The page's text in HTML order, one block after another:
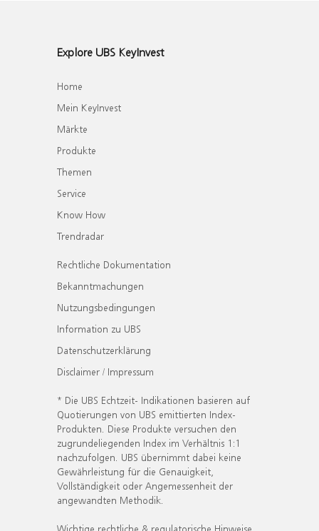
Explore UBS KeyInvest
Home
Mein KeyInvest
Märkte
Produkte
Themen
Service
Know How
Trendradar
Rechtliche Dokumentation
Bekanntmachungen
Nutzungsbedingungen
Information zu UBS
Datenschutzerklärung
Disclaimer / Impressum
* Die UBS Echtzeit- Indikationen basieren auf
Quotierungen von UBS emittierten Index-
Produkten. Diese Produkte versuchen den
zugrundeliegenden Index im Verhältnis 1:1
nachzufolgen. UBS übernimmt dabei keine
Gewährleistung für die Genauigkeit,
Vollständigkeit oder Angemessenheit der
angewandten Methodik.